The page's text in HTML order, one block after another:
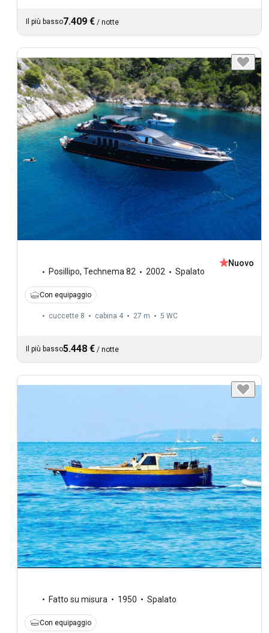
Il più basso7.409 € / notte
Posillipo, Technema 82 2002 Spalato
Nuovo
Con equipaggio
cuccette 8 cabina 4 27 m 5 WC
Il più basso5.448 € / notte
Fatto su misura 1950 Spalato
Con equipaggio